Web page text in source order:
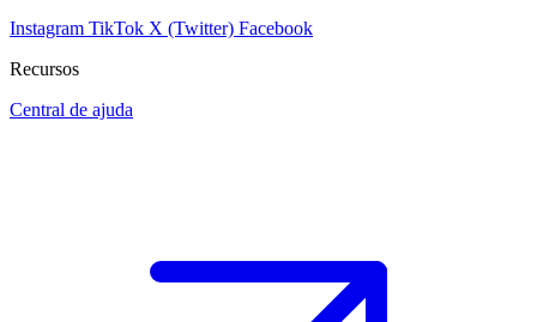
Instagram TikTok X (Twitter) Facebook
Recursos
Central de ajuda